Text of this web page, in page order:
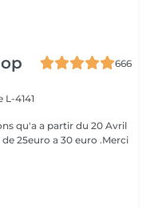
666
4141
qu'a a partir du 20 Avril
25euro a 30 euro .Merci